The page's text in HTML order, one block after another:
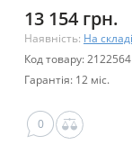
13 154 грн.
Наявність: На
Код товару: 2122564
Гарантія: 12 міс.
0